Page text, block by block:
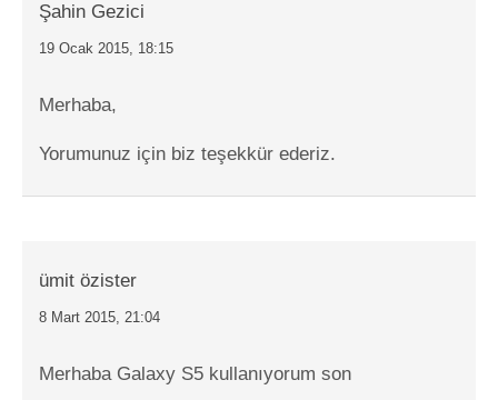
Şahin Gezici
19 Ocak 2015, 18:15
Merhaba,
Yorumunuz için biz teşekkür ederiz.
ümit özister
8 Mart 2015, 21:04
Merhaba Galaxy S5 kullanıyorum son